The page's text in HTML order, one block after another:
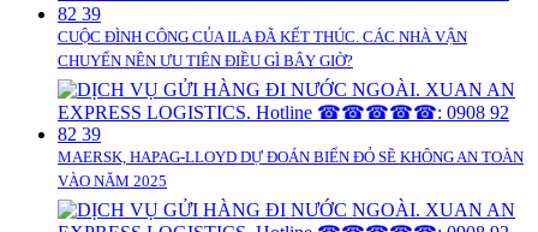
CUỘC ĐÌNH CÔNG CỦA ILA ĐÃ KẾT THÚC. CÁC NHÀ VẬN
CHUYỂN NÊN ƯU TIÊN ĐIỀU GÌ BÂY GIỜ?
MAERSK, HAPAG-LLOYD DỰ ĐOÁN BIỂN ĐỎ SẼ KHÔNG AN TOÀN
VÀO NĂM 2025